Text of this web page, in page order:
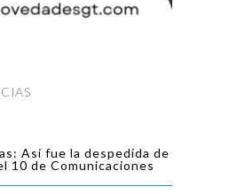
Así fue la despedida de
10 de Comunicaciones